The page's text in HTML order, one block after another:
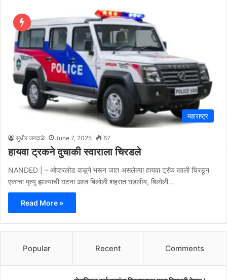
महाराष्ट्र
सुधीर जगदाळे June 7, 2025 67
हायवा ट्रकने दुचाकी स्वाराला चिरडले
NANDED | – ओव्हरलोड वाळूने भरून जात असलेल्या हायवा ट्रॅक खाली चिरडून
एकाचा मृत्यू झाल्याची घटना आज बिलोली शहरात घडलीय, बिलोली…
Read More »
Popular Recent Comments